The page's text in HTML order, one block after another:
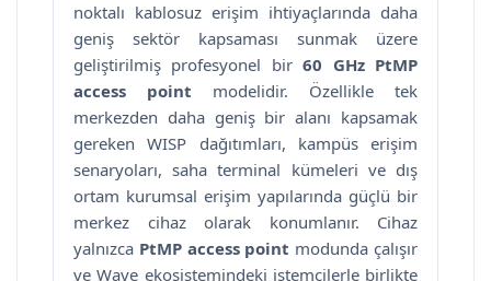
noktalı kablosuz erişim ihtiyaçlarında daha
geniş sektör kapsaması sunmak üzere
geliştirilmiş profesyonel bir60 GHz PtMP
access point modelidir. Özellikle tek
merkezden daha geniş bir alanı kapsamak
gereken WISP dağıtımları, kampüs erişim
senaryoları, saha terminal kümeleri ve dış
ortam kurumsal erişim yapılarında güçlü bir
merkez cihaz olarak konumlanır. Cihaz
yalnızca PtMP access point modunda çalışır
ve Wave ekosistemindeki istemcilerle birlikte